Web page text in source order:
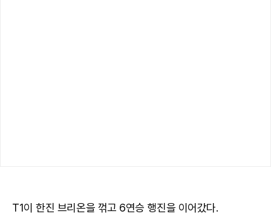
T1이 한진 브리온을 꺾고 6연승 행진을 이어갔다.